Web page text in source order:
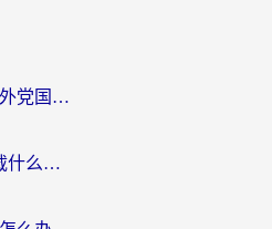
德国怎么玩最强祖师？海外党国服游戏加速器选择全攻略（附宝可梦Online实测）
在国外玩QQ飞车需要下载什么加速器呢？海外党亲测有效的国服游戏加速指南